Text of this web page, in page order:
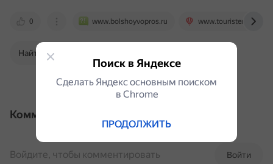
0 www.bolshoyvopros.ru www.tourister.ru
Найти в Поиске
Комментарии
Войти
Войдите, чтобы комментировать
Поиск в Яндексе
Сделать Яндекс основным поиском
в Сhrome
ПРОДОЛЖИТЬ